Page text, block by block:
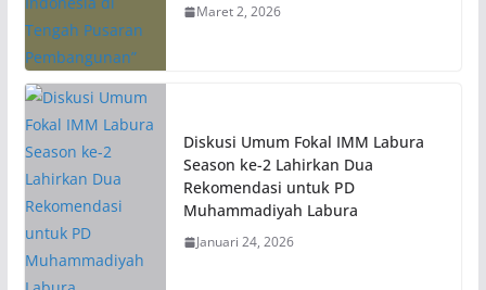
Maret 2, 2026
Diskusi Umum Fokal IMM Labura
Season ke-2 Lahirkan Dua
Rekomendasi untuk PD
Muhammadiyah Labura
Januari 24, 2026